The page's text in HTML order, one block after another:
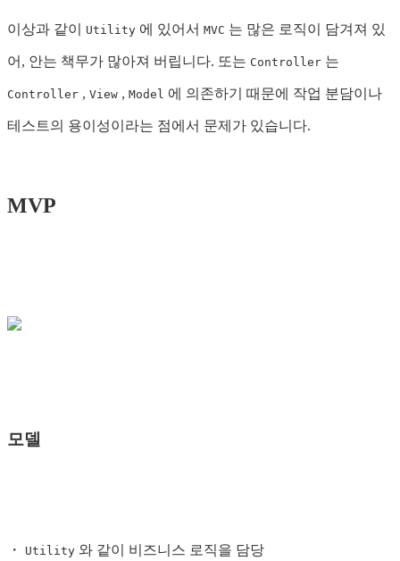
이상과 같이 Utility 에 있어서 MVC 는 많은 로직이 담겨져 있
어, 안는 책무가 많아져 버립니다. 또는 Controller 는
Controller , View , Model 에 의존하기 때문에 작업 분담이나
테스트의 용이성이라는 점에서 문제가 있습니다.
MVP
모델
・ Utility 와 같이 비즈니스 로직을 담당